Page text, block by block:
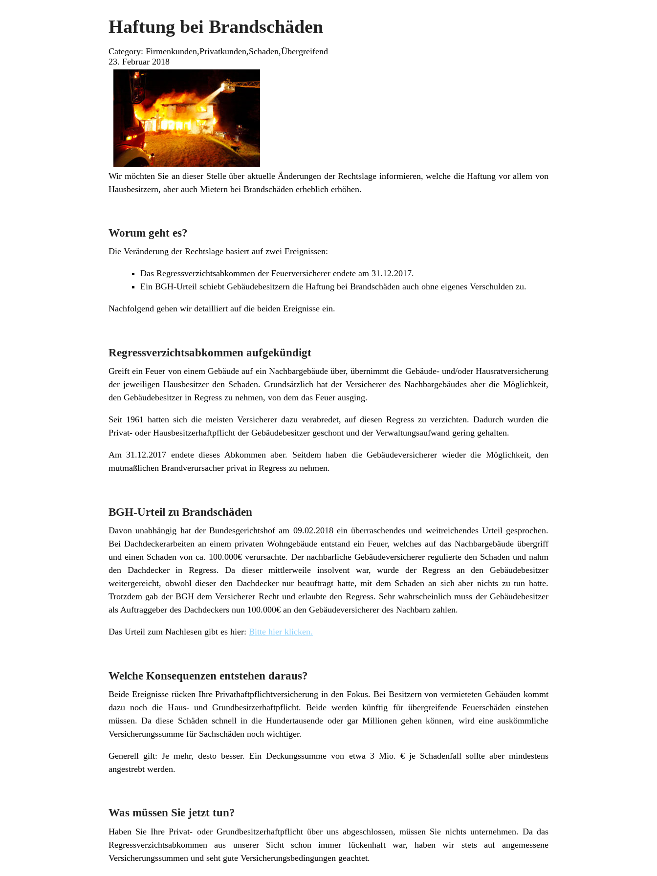
Haftung bei Brandschäden
Category: Firmenkunden,Privatkunden,Schaden,Übergreifend
23. Februar 2018
Wir möchten Sie an dieser Stelle über aktuelle Änderungen der Rechtslage informieren, welche die Haftung vor allem von
Hausbesitzern, aber auch Mietern bei Brandschäden erheblich erhöhen.
Worum geht es?
Die Veränderung der Rechtslage basiert auf zwei Ereignissen:
Das Regressverzichtsabkommen der Feuerversicherer endete am 31.12.2017.
Ein BGH-Urteil schiebt Gebäudebesitzern die Haftung bei Brandschäden auch ohne eigenes Verschulden zu.
Nachfolgend gehen wir detailliert auf die beiden Ereignisse ein.
Regressverzichtsabkommen aufgekündigt
Greift ein Feuer von einem Gebäude auf ein Nachbargebäude über, übernimmt die Gebäude- und/oder Hausratversicherung
der jeweiligen Hausbesitzer den Schaden. Grundsätzlich hat der Versicherer des Nachbargebäudes aber die Möglichkeit,
den Gebäudebesitzer in Regress zu nehmen, von dem das Feuer ausging.
Seit 1961 hatten sich die meisten Versicherer dazu verabredet, auf diesen Regress zu verzichten. Dadurch wurden die
Privat- oder Hausbesitzerhaftpflicht der Gebäudebesitzer geschont und der Verwaltungsaufwand gering gehalten.
Am 31.12.2017 endete dieses Abkommen aber. Seitdem haben die Gebäudeversicherer wieder die Möglichkeit, den
mutmaßlichen Brandverursacher privat in Regress zu nehmen.
BGH-Urteil zu Brandschäden
Davon unabhängig hat der Bundesgerichtshof am 09.02.2018 ein überraschendes und weitreichendes Urteil gesprochen.
Bei Dachdeckerarbeiten an einem privaten Wohngebäude entstand ein Feuer, welches auf das Nachbargebäude übergriff
und einen Schaden von ca. 100.000€ verursachte. Der nachbarliche Gebäudeversicherer regulierte den Schaden und nahm
den Dachdecker in Regress. Da dieser mittlerweile insolvent war, wurde der Regress an den Gebäudebesitzer
weitergereicht, obwohl dieser den Dachdecker nur beauftragt hatte, mit dem Schaden an sich aber nichts zu tun hatte.
Trotzdem gab der BGH dem Versicherer Recht und erlaubte den Regress. Sehr wahrscheinlich muss der Gebäudebesitzer
als Auftraggeber des Dachdeckers nun 100.000€ an den Gebäudeversicherer des Nachbarn zahlen.
Das Urteil zum Nachlesen gibt es hier: Bitte hier klicken.
Welche Konsequenzen entstehen daraus?
Beide Ereignisse rücken Ihre Privathaftpflichtversicherung in den Fokus. Bei Besitzern von vermieteten Gebäuden kommt
dazu noch die Haus- und Grundbesitzerhaftpflicht. Beide werden künftig für übergreifende Feuerschäden einstehen
müssen. Da diese Schäden schnell in die Hundertausende oder gar Millionen gehen können, wird eine auskömmliche
Versicherungssumme für Sachschäden noch wichtiger.
Generell gilt: Je mehr, desto besser. Ein Deckungssumme von etwa 3 Mio. € je Schadenfall sollte aber mindestens
angestrebt werden.
Was müssen Sie jetzt tun?
Haben Sie Ihre Privat- oder Grundbesitzerhaftpflicht über uns abgeschlossen, müssen Sie nichts unternehmen. Da das
Regressverzichtsabkommen aus unserer Sicht schon immer lückenhaft war, haben wir stets auf angemessene
Versicherungssummen und seht gute Versicherungsbedingungen geachtet.